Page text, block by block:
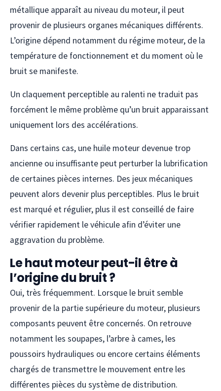
métallique apparaît au niveau du moteur, il peut
provenir de plusieurs organes mécaniques différents.
L’origine dépend notamment du régime moteur, de la
température de fonctionnement et du moment où le
bruit se manifeste.
Un claquement perceptible au ralenti ne traduit pas
forcément le même problème qu’un bruit apparaissant
uniquement lors des accélérations.
Dans certains cas, une huile moteur devenue trop
ancienne ou insuffisante peut perturber la lubrification
de certaines pièces internes. Des jeux mécaniques
peuvent alors devenir plus perceptibles. Plus le bruit
est marqué et régulier, plus il est conseillé de faire
vérifier rapidement le véhicule afin d’éviter une
aggravation du problème.
Le haut moteur peut-il être à
l’origine du bruit ?
Oui, très fréquemment. Lorsque le bruit semble
provenir de la partie supérieure du moteur, plusieurs
composants peuvent être concernés. On retrouve
notamment les soupapes, l’arbre à cames, les
poussoirs hydrauliques ou encore certains éléments
chargés de transmettre le mouvement entre les
différentes pièces du système de distribution.